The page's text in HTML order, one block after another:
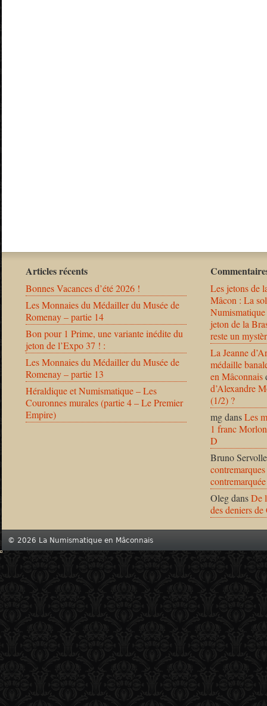
Articles récents
Bonnes Vacances d’été 2026 !
Les Monnaies du Médailler du Musée de
Romenay – partie 14
Bon pour 1 Prime, une variante inédite du
jeton de l’Expo 37 ! :
Les Monnaies du Médailler du Musée de
Romenay – partie 13
Héraldique et Numismatique – Les
Couronnes murales (partie 4 – Le Premier
Empire)
Les jetons de
Mâcon : La
jeton de la
reste un
La Jeanne
médaille
en Mâconnais
d’Alexandre
(1/2) ?
mgdansLes
1 franc
D
Bruno Servolle
OlegdansDe
des deniers
© 2026 La Numismatique en Mâconnais